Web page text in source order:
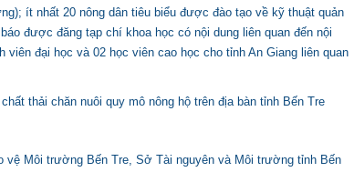
ít nhất 20 nông dân tiêu biểu được đào tạo về kỹ thuật quản
được đăng tạp chí khoa học có nội dung liên quan đến nội
đại học và 02 học viên cao học cho tỉnh An Giang liên quan
thải chăn nuôi quy mô nông hộ trên địa bàn tỉnh Bến Tre
vệ Môi trường Bến Tre, Sở Tài nguyên và Môi trường tỉnh Bến